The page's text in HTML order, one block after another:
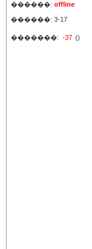
������: offline
������: 3-17
�������: -37 ()